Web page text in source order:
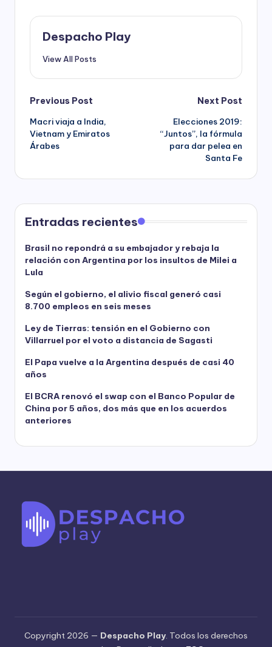
Despacho Play
View All Posts
Post
navigation
Previous Post
Macri viaja a India,
Vietnam y Emiratos
Árabes
Next Post
Elecciones 2019:
“Juntos”, la fórmula
para dar pelea en
Santa Fe
Entradas recientes
Brasil no repondrá a su embajador y rebaja la
relación con Argentina por los insultos de Milei a
Lula
Según el gobierno, el alivio fiscal generó casi
8.700 empleos en seis meses
Ley de Tierras: tensión en el Gobierno con
Villarruel por el voto a distancia de Sagasti
El Papa vuelve a la Argentina después de casi 40
años
El BCRA renovó el swap con el Banco Popular de
China por 5 años, dos más que en los acuerdos
anteriores
Copyright 2026 — Despacho Play. Todos los derechos